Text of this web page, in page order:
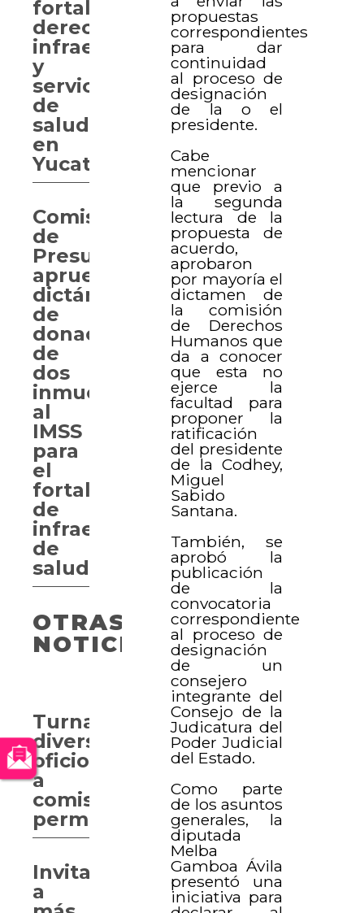
propuestas
correspondientes
para dar
continuidad
al proceso de
designación
de la o el
presidente.
Cabe
mencionar
que previo a
la segunda
lectura de la
propuesta de
acuerdo,
aprobaron
por mayoría el
dictamen de
la comisión
de Derechos
Humanos que
da a conocer
que esta no
ejerce la
facultad para
proponer la
ratificación
del presidente
de la Codhey,
Miguel
Sabido
Santana.
También, se
aprobó la
publicación
de la
convocatoria
correspondiente
al proceso de
designación
de un
consejero
integrante del
Consejo de la
Judicatura del
Poder Judicial
del Estado.
Como parte
de los asuntos
generales, la
diputada
Melba
Gamboa Ávila
presentó una
iniciativa para
fortalecer
derechos,
infraestructura
y
servicios
de
salud
en
Yucatán
Comisión
de
Presupuesto
aprueba
dictámenes
de
donación
de
dos
inmuebles
al
IMSS
para
el
fortalecimiento
de
infraestructura
de
salud
OTRAS
NOTICIAS
Turnan
diversos
oficios
a
comisiones
permanentes
Invitan
a